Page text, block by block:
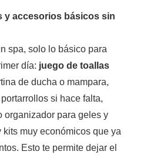
y accesorios básicos sin
spa, solo lo básico para
día: juego de toallas
de ducha o mampara,
si hace falta,
organizador para geles y
muy económicos que ya
Esto te permite dejar el